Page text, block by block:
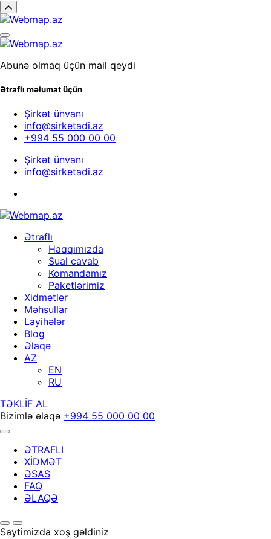
Abunə olmaq üçün mail qeydi
Ətraflı məlumat üçün
Şirkət ünvanı
info@sirketadi.az
+994 55 000 00 00
Şirkət ünvanı
info@sirketadi.az
Ətraflı
Haqqımızda
Sual cavab
Komandamız
Paketlərimiz
Xidmetler
Məhsullar
Layihələr
Blog
Əlaqə
AZ
EN
RU
TƏKLİF AL
Bizimlə əlaqə +994 55 000 00 00
ƏTRAFLI
XİDMƏT
ƏSAS
FAQ
ƏLAQƏ
Saytimizda xoş gəldiniz